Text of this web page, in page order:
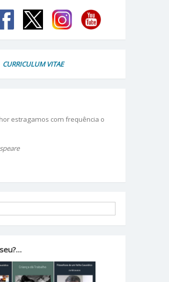
CURRICULUM VITAE
estragamos com frequência o